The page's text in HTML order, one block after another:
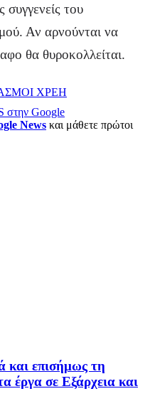
συγγενείς του
Αν αρνούνται να
θα θυροκολλείται.
ΧΡΕΗ
στην Google
News και μάθετε πρώτοι
και επισήμως τη
έργα σε Εξάρχεια και